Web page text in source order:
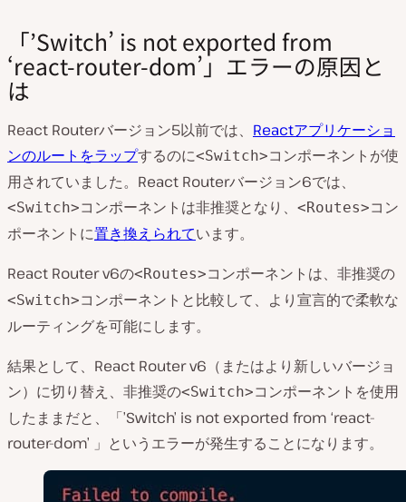
「’Switch’ is not exported from
‘react-router-dom’」エラーの原因と
は
React Routerバージョン5以前では、 Reactアプリケーショ
ンのルートをラップするのに<Switch>コンポーネントが使
用されていました。React Routerバージョン6では、
<Switch>コンポーネントは非推奨となり、 <Routes>コン
ポーネントに置き換えられています。
React Router v6の<Routes>コンポーネントは、非推奨の
<Switch>コンポーネントと比較して、より宣言的で柔軟な
ルーティングを可能にします。
結果として、React Router v6（またはより新しいバージョ
ン）に切り替え、非推奨の<Switch>コンポーネントを使用
したままだと、「’Switch’ is not exported from ‘react-
router-dom’ 」というエラーが発生することになります。